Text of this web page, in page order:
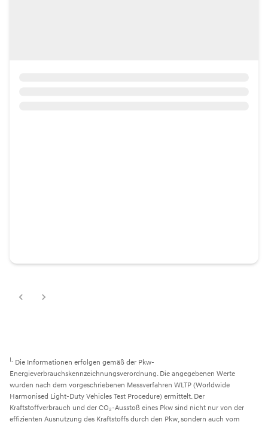
I. Die Informationen erfolgen gemäß der Pkw-
Energieverbrauchskennzeichnungsverordnung. Die angegebenen Werte
wurden nach dem vorgeschriebenen Messverfahren WLTP (Worldwide
Harmonised Light-Duty Vehicles Test Procedure) ermittelt. Der
Kraftstoffverbrauch und der CO₂-Ausstoß eines Pkw sind nicht nur von der
effizienten Ausnutzung des Kraftstoffs durch den Pkw, sondern auch vom